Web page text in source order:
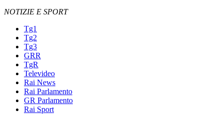
NOTIZIE E SPORT
Tg1
Tg2
Tg3
GRR
TgR
Televideo
Rai News
Rai Parlamento
GR Parlamento
Rai Sport